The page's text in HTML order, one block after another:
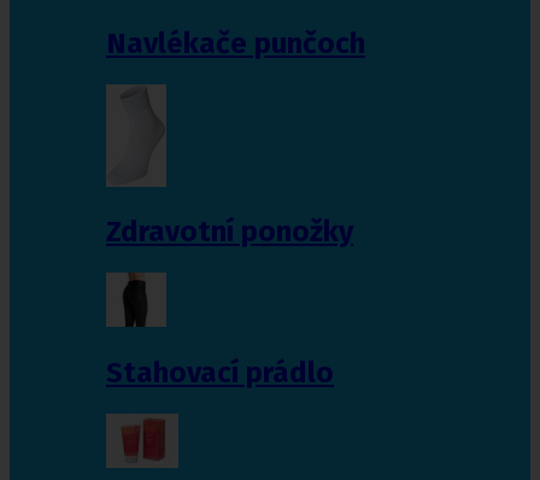
Navlékače punčoch
Zdravotní ponožky
Stahovací prádlo